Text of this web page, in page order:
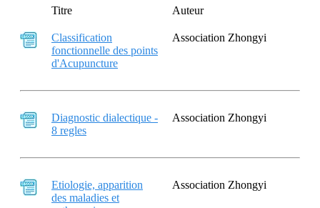
Titre Auteur
Classification
fonctionnelle des points
d'Acupuncture
Association Zhongyi
Diagnostic dialectique -
8 regles
Association Zhongyi
Etiologie, apparition
des maladies et
Association Zhongyi